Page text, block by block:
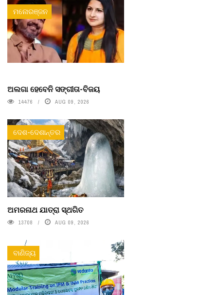
ମନୋରଞ୍ଜନ
ଅଲଗା ହେବେନି ସଙ୍ଗୀତା-ବିଜୟ
14476 AUG 09, 2026
ଦେଶ-ଦେଶାନ୍ତର
ଅମରନାଥ ଯାତ୍ରା ସ୍ଥଗିତ
13708 AUG 09, 2026
ବାଣିଜ୍ୟ